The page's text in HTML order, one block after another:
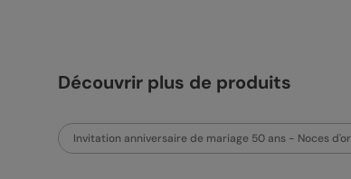
Découvrir plus de produits
Invitation anniversaire de mariage 50 ans - Noces d'or